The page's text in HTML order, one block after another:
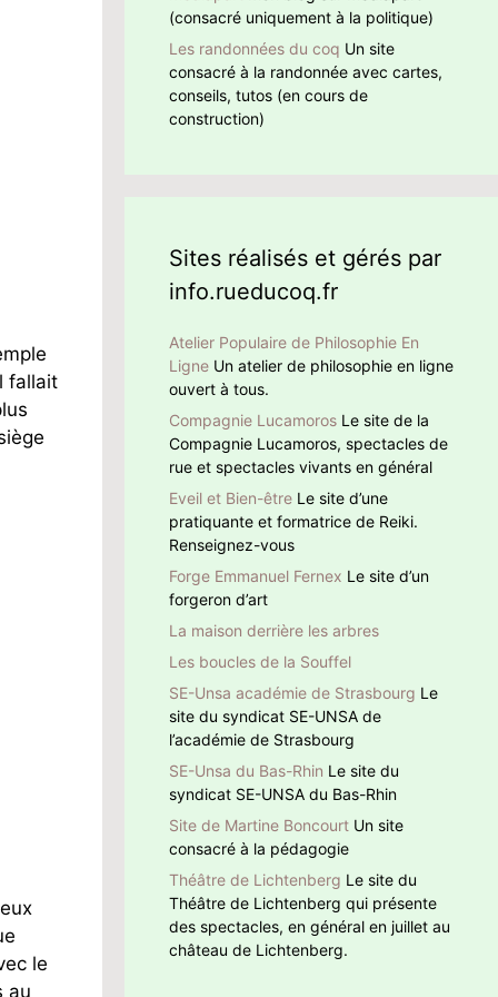
fallait
le
au
(consacré uniquement à la politique)
Les randonnées du coq Un site
consacré à la randonnée avec cartes,
conseils, tutos (en cours de
construction)
Sites réalisés et gérés par
info.rueducoq.fr
Atelier Populaire de Philosophie En
Ligne Un atelier de philosophie en ligne
ouvert à tous.
Compagnie Lucamoros Le site de la
Compagnie Lucamoros, spectacles de
rue et spectacles vivants en général
Eveil et Bien-être Le site d’une
pratiquante et formatrice de Reiki.
Renseignez-vous
Forge Emmanuel Fernex Le site d’un
forgeron d’art
La maison derrière les arbres
Les boucles de la Souffel
SE-Unsa académie de Strasbourg Le
site du syndicat SE-UNSA de
l’académie de Strasbourg
SE-Unsa du Bas-Rhin Le site du
syndicat SE-UNSA du Bas-Rhin
Site de Martine Boncourt Un site
consacré à la pédagogie
Théâtre de Lichtenberg Le site du
Théâtre de Lichtenberg qui présente
des spectacles, en général en juillet au
château de Lichtenberg.